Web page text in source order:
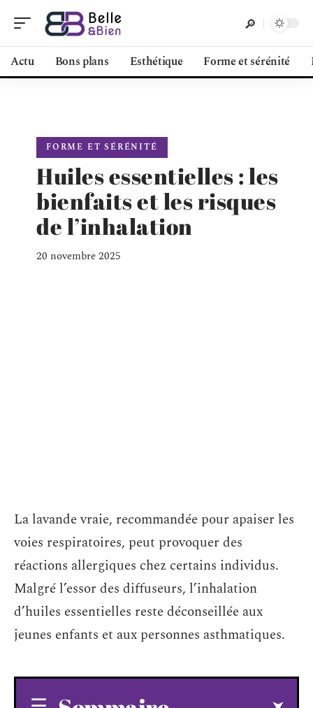
Actu Bons plans Esthétique Forme et sérénité
FORME ET SÉRÉNITÉ
Huiles essentielles : les
bienfaits et les risques
de l’inhalation
20 novembre 2025
La lavande vraie, recommandée pour apaiser les
voies respiratoires, peut provoquer des
réactions allergiques chez certains individus.
Malgré l’essor des diffuseurs, l’inhalation
d’huiles essentielles reste déconseillée aux
jeunes enfants et aux personnes asthmatiques.